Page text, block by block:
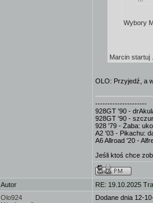
Wybory
Marcin startuj
OLO: Przyjedź, a
---------------------
928GT '90 -
928GT '90 -
928 '79 - Żaba:
A2 '03 - Pikachu:
A6 Allroad '20 -
Jeśli ktoś chce
Autor
RE: 19.10.2025
Olo924
Dodane dnia 12-